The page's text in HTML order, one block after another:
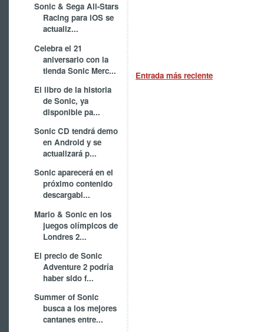
Sonic & Sega All-Stars
Racing para iOS se
actualiz...
Celebra el 21
aniversario con la
tienda Sonic Merc...
El libro de la historia
de Sonic, ya
disponible pa...
Sonic CD tendrá demo
en Android y se
actualizará p...
Sonic aparecerá en el
próximo contenido
descargabl...
Mario & Sonic en los
juegos olímpicos de
Londres 2...
El precio de Sonic
Adventure 2 podría
haber sido f...
Summer of Sonic
busca a los mejores
cantanes entre...
Entrada más reciente